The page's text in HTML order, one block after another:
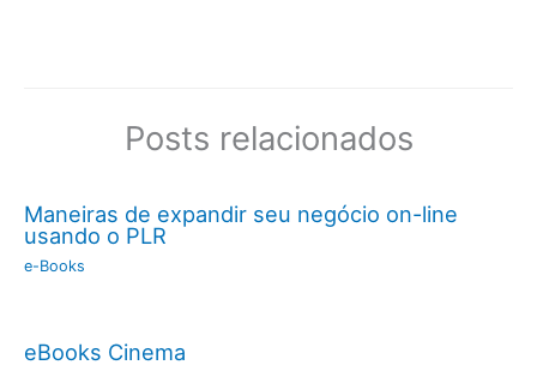
Posts relacionados
Maneiras de expandir seu negócio on-line
usando o PLR
e-Books
eBooks Cinema